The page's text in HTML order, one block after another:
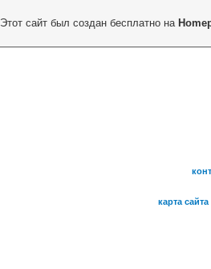
карта сайта
Этот сайт был создан бесплатно на